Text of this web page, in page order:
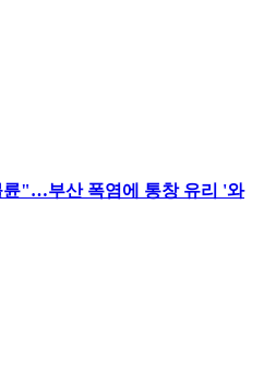
"…부산 폭염에 통창 유리 '와